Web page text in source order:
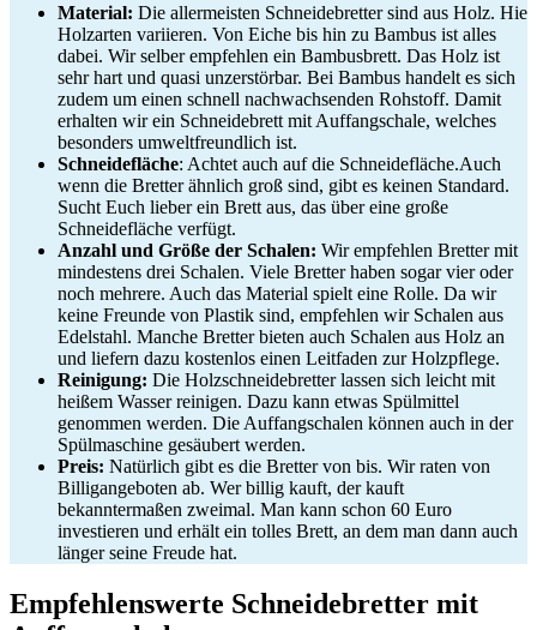
Material: Die allermeisten Schneidebretter sind aus Holz. Hie
Holzarten variieren. Von Eiche bis hin zu Bambus ist alles
dabei. Wir selber empfehlen ein Bambusbrett. Das Holz ist
sehr hart und quasi unzerstörbar. Bei Bambus handelt es sich
zudem um einen schnell nachwachsenden Rohstoff. Damit
erhalten wir ein Schneidebrett mit Auffangschale, welches
besonders umweltfreundlich ist.
Schneidefläche: Achtet auch auf die Schneidefläche.Auch
wenn die Bretter ähnlich groß sind, gibt es keinen Standard.
Sucht Euch lieber ein Brett aus, das über eine große
Schneidefläche verfügt.
Anzahl und Größe der Schalen: Wir empfehlen Bretter mit
mindestens drei Schalen. Viele Bretter haben sogar vier oder
noch mehrere. Auch das Material spielt eine Rolle. Da wir
keine Freunde von Plastik sind, empfehlen wir Schalen aus
Edelstahl. Manche Bretter bieten auch Schalen aus Holz an
und liefern dazu kostenlos einen Leitfaden zur Holzpflege.
Reinigung: Die Holzschneidebretter lassen sich leicht mit
heißem Wasser reinigen. Dazu kann etwas Spülmittel
genommen werden. Die Auffangschalen können auch in der
Spülmaschine gesäubert werden.
Preis: Natürlich gibt es die Bretter von bis. Wir raten von
Billigangeboten ab. Wer billig kauft, der kauft
bekanntermaßen zweimal. Man kann schon 60 Euro
investieren und erhält ein tolles Brett, an dem man dann auch
länger seine Freude hat.
Empfehlenswerte Schneidebretter mit